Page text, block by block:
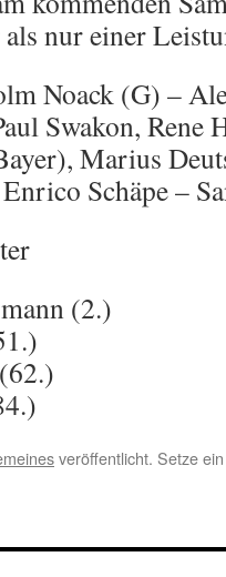
nur einer
Noack (G) –
Swakon, Rene
Marius
Schäpe –
(2.)
veröffentlicht. Setze